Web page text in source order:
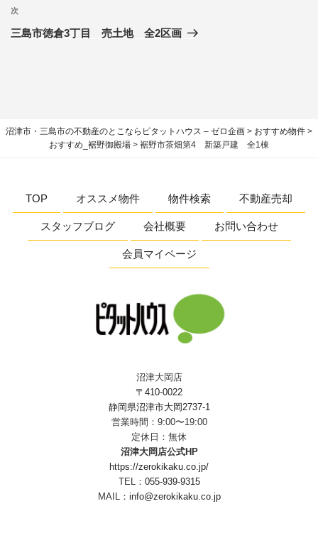
次
三島市徳倉3丁目 売土地 全2区画
沼津市・三島市の不動産のとこならピタットハウス – ゼロ企画 > おすすめ物件 >
おすすめ_裾野御殿場 > 裾野市茶畑第4 新築戸建 全1棟
TOP オススメ物件 物件検索 不動産売却
スタッフブログ 会社概要 お問い合わせ
会員マイページ
沼津大岡店
〒410-0022
静岡県沼津市大岡2737-1
営業時間：9:00〜19:00
定休日：無休
沼津大岡店公式HP
https://zerokikaku.co.jp/
TEL： 055-939-9315
MAIL： info@zerokikaku.co.jp